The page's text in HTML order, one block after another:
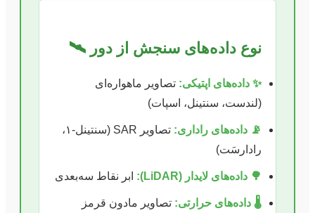
نوع داده‌های سنجش از دور 🛰️
✨ داده‌های اپتیکی: تصاویر ماهواره‌ای
(لندست، سنتینل، اسپات)
📡 داده‌های راداری:
تصاویر SAR (سنتینل-۱،
رادارسَت)
🌳 داده‌های لایدار (LiDAR): ابر نقاط سه‌بعدی
🌡️ داده‌های حرارتی: تصاویر مادون قرمز